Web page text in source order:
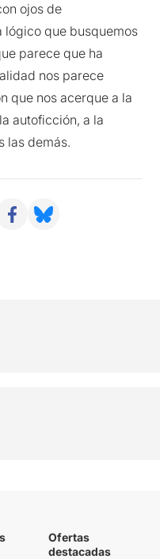
ojos de
lógico que busquemos
parece que ha
nos parece
que nos acerque a la
autoficción, a la
las demás.
Ofertas
destacadas